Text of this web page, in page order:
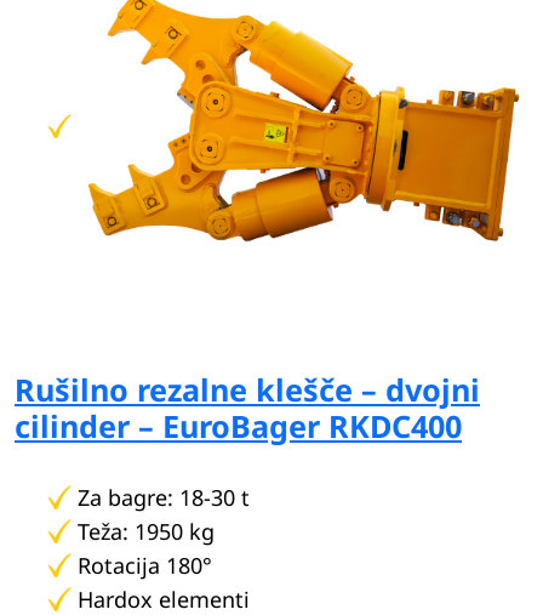
Rušilno rezalne klešče – dvojni
cilinder – EuroBager RKDC400
Za bagre: 18-30 t
Teža: 1950 kg
Rotacija 180°
Hardox elementi